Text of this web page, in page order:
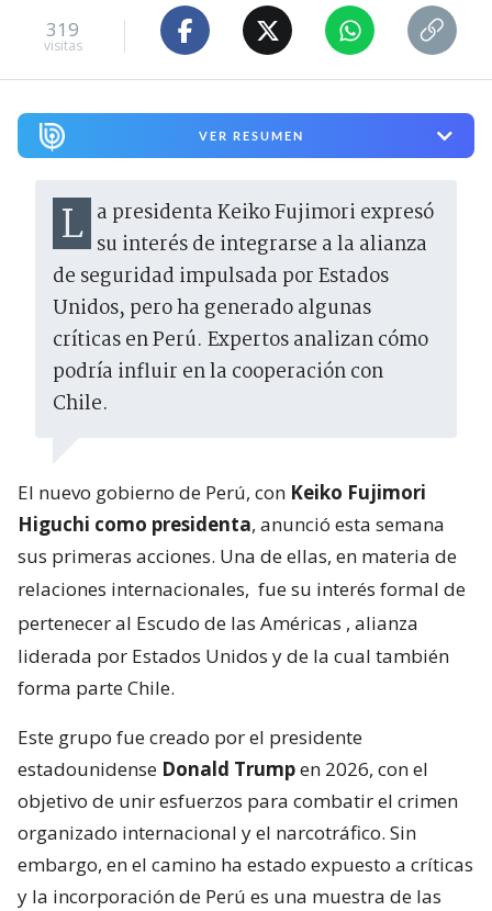
319
visitas
VER RESUMEN
La presidenta Keiko Fujimori expresó su interés de integrarse a la alianza
de seguridad impulsada por Estados
Unidos, pero ha generado algunas
críticas en Perú. Expertos analizan cómo
podría influir en la cooperación con
Chile.
El nuevo gobierno de Perú, con Keiko Fujimori
Higuchi como presidenta, anunció esta semana
sus primeras acciones. Una de ellas, en materia de
relaciones internacionales, fue su interés formal de
pertenecer al Escudo de las Américas , alianza
liderada por Estados Unidos y de la cual también
forma parte Chile.
Este grupo fue creado por el presidente
estadounidense Donald Trumpen 2026, con el
objetivo de unir esfuerzos para combatir el crimen
organizado internacional y el narcotráfico. Sin
embargo, en el camino ha estado expuesto a críticas
y la incorporación de Perú es una muestra de las